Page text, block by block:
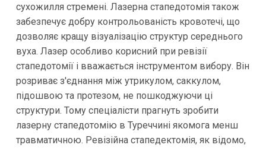
сухожилля стремені. Лазерна стапедотомія також
забезпечує добру контрольованість кровотечі, що
дозволяє кращу візуалізацію структур середнього
вуха. Лазер особливо корисний при ревізії
стапедотомії і вважається інструментом вибору. Він
розриває з'єднання між утрикулом, саккулом,
підошвою та протезом, не пошкоджуючи ці
структури. Тому спеціалісти прагнуть зробити
лазерну стапедотомію в Туреччині якомога менш
травматичною. Ревізійна стапедектомія, як відомо,